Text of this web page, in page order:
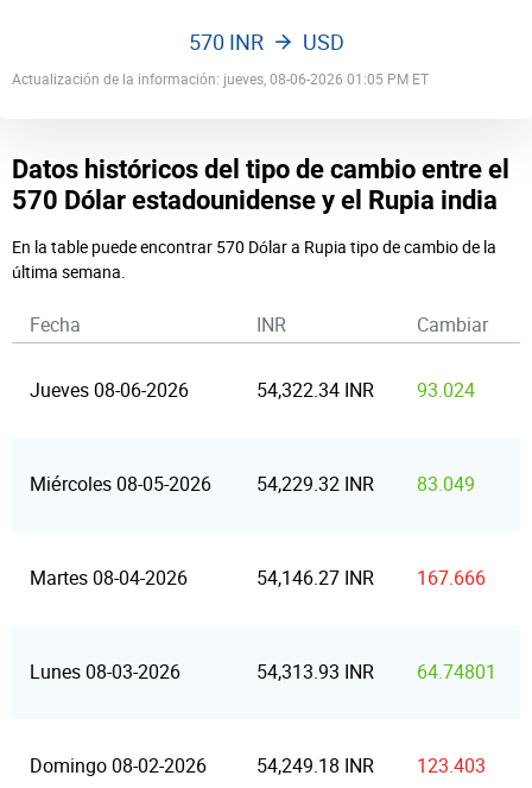
Actualización de la información: jueves, 08-06-2026 01:05 PM ET
570 INR USD
Datos históricos del tipo de cambio entre el
570 Dólar estadounidense y el Rupia india
En la table puede encontrar 570 Dólar a Rupia tipo de cambio de la
última semana.
Fecha INR Cambiar
Jueves 08-06-2026 54,322.34 INR 93.024
Miércoles 08-05-2026 54,229.32 INR 83.049
Martes 08-04-2026 54,146.27 INR 167.666
Lunes 08-03-2026 54,313.93 INR 64.74801
Domingo 08-02-2026 54,249.18 INR 123.403